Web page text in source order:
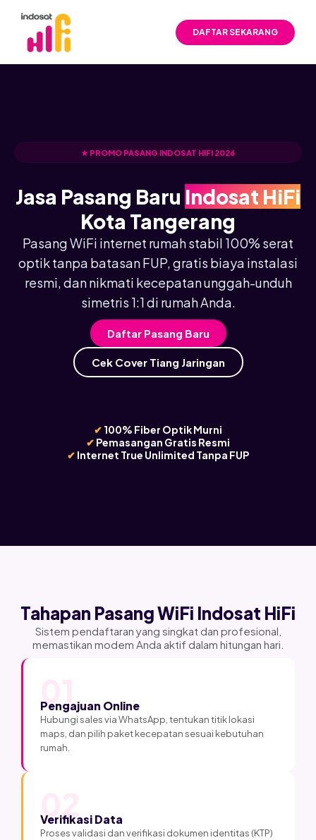
DAFTAR SEKARANG
★ PROMO PASANG INDOSAT HIFI 2026
Jasa Pasang Baru Indosat HiFi
Kota Tangerang
Pasang WiFi internet rumah stabil 100% serat
optik tanpa batasan FUP, gratis biaya instalasi
resmi, dan nikmati kecepatan unggah-unduh
simetris 1:1 di rumah Anda.
Daftar Pasang Baru
Cek Cover Tiang Jaringan
✔ 100% Fiber Optik Murni
✔ Pemasangan Gratis Resmi
✔ Internet True Unlimited Tanpa FUP
Tahapan Pasang WiFi Indosat HiFi
Sistem pendaftaran yang singkat dan profesional,
memastikan modem Anda aktif dalam hitungan hari.
01
Pengajuan Online
Hubungi sales via WhatsApp, tentukan titik lokasi
maps, dan pilih paket kecepatan sesuai kebutuhan
rumah.
02
Verifikasi Data
Proses validasi dan verifikasi dokumen identitas (KTP)